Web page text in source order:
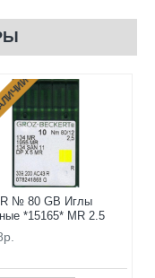
№ 80 GB Иглы
*15165* MR 2.5